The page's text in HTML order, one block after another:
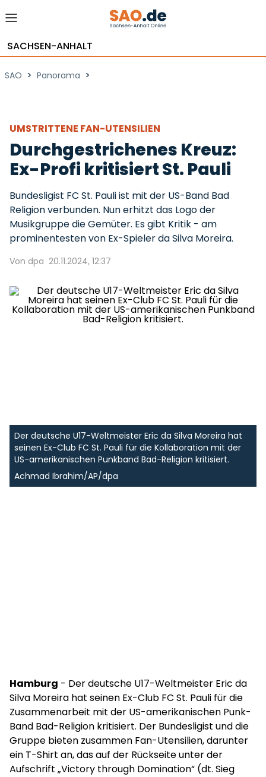
SACHSEN-ANHALT
SAO > Panorama >
UMSTRITTENE FAN-UTENSILIEN
Durchgestrichenes Kreuz:
Ex-Profi kritisiert St. Pauli
Bundesligist FC St. Pauli ist mit der US-Band Bad
Religion verbunden. Nun erhitzt das Logo der
Musikgruppe die Gemüter. Es gibt Kritik - am
prominentesten von Ex-Spieler da Silva Moreira.
Von dpa 20.11.2024, 12:37
Der deutsche U17-Weltmeister Eric da Silva Moreira hat
seinen Ex-Club FC St. Pauli für die Kollaboration mit der
US-amerikanischen Punkband Bad-Religion kritisiert.
Achmad Ibrahim/AP/dpa
Hamburg - Der deutsche U17-Weltmeister Eric da
Silva Moreira hat seinen Ex-Club FC St. Pauli für die
Zusammenarbeit mit der US-amerikanischen Punk-
Band Bad-Religion kritisiert. Der Bundesligist und die
Gruppe bieten zusammen Fan-Utensilien, darunter
ein T-Shirt an, das auf der Rückseite unter der
Aufschrift „Victory through Domination“ (dt. Sieg